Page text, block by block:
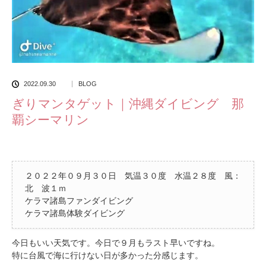
2022.09.30 BLOG
ぎりマンタゲット｜沖縄ダイビング 那
覇シーマリン
２０２２年０９月３０日 気温３０度 水温２８度 風：
北 波１ｍ
ケラマ諸島ファンダイビング
ケラマ諸島体験ダイビング
今日もいい天気です。今日で９月もラスト早いですね。
特に台風で海に行けない日が多かった分感じます。